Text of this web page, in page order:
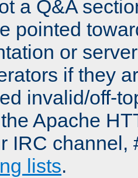
a Q&A
pointed
or
if they
invalid/off-
Apache
IRC channel,
lists.